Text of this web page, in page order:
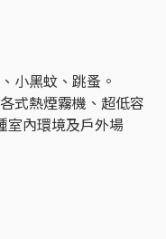
小黑蚊、跳蚤。
式熱煙霧機、超低容
室內環境及戶外場